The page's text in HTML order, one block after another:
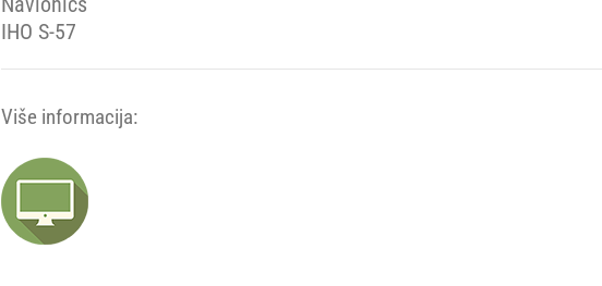
IHO S-57
Više informacija: